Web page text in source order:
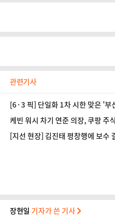
관련기사
[6·3 픽] 단일화 1차 시한 맞은 '
케빈 워시 차기 연준 의장, 쿠팡
[지선 현장] 김진태 평창행에 보
장현일 기자가 쓴 기사